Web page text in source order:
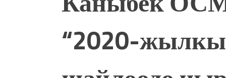
Кыргызстандагы эң ири
Фестиваль Symphony of
тысяч гостей
Жыргалбек КАСАБОЛОТОВ:
“2020-